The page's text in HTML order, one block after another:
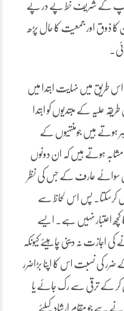
۔ آپ کے شریف خط پے در پے
کا ذوق اور جمعیت کا حال پڑھ
طریق میں نہایت ابتدا میں
علیہ کے مبتدیوں کو ابتدا
ہوتے ہیں جومنتہیوں کے
ہوتے ہیں کہ ان دونوں
سوائے عارف کے جس کی نظر
کرسکتا۔ پس اس لحاظ سے
اعتبار نہیں ہے۔ ایسے
اجازت نہ دینی چاہیئے کیونکہ
کی نسبت اس کا اپنا بڑاضرر
کر کے ترقی سے رک جائے یا
سے جو مقام ارشاد کیلئے